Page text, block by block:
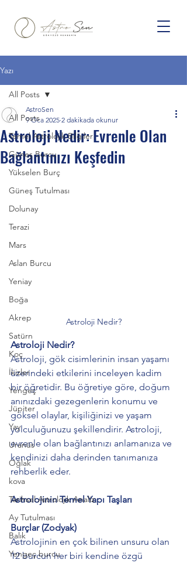
Yazı
All Posts
Temel Astrolojik Bilgiler
Güneş Burcu
Yükselen Burç
Güneş Tutulması
Dolunay
Terazi
Mars
Aslan Burcu
Yeniay
Boğa
Akrep
Satürn
Koç
İkizler
Yengeç
Jüpiter
Yay
Uranüs
Oğlak
kova
Tarihsel Astrolojik Analiz
Ay Tutulması
Balık
Yengeç burcu
All Posts
Astroloji Nedir: Evrenle Olan
Bağlantınızı Keşfedin
AstroSen
9 Oca 2025 2 dakikada okunur
Astroloji Nedir?
Astroloji Nedir?
Astroloji, gök cisimlerinin insan yaşamı
üzerindeki etkilerini inceleyen kadim
bir öğretidir. Bu öğretiye göre, doğum
anınızdaki gezegenlerin konumu ve
göksel olaylar, kişiliğinizi ve yaşam
yolculuğunuzu şekillendirir. Astroloji,
evrenle olan bağlantınızı anlamanıza ve
kendinizi daha derinden tanımanıza
rehberlik eder.
Astrolojinin Temel Yapı Taşları
Burçlar (Zodyak)
Astrolojinin en çok bilinen unsuru olan
12 burcun her biri kendine özgü